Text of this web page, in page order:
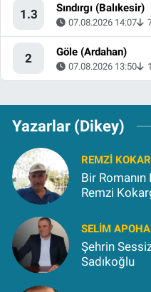
1.3 Sındırgı (Balıkesir)
07.08.2026 14:07
2 Göle (Ardahan)
07.08.2026 13:50
Yazarlar (Dikey)
REMZI
Bir Romanın
Remzi
SELIM
Şehrin
Sadıkoğlu